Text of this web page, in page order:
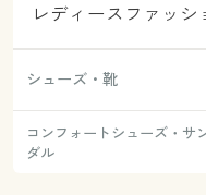
レディースファッシ
シューズ・靴
コンフォートシューズ・サ
ダル